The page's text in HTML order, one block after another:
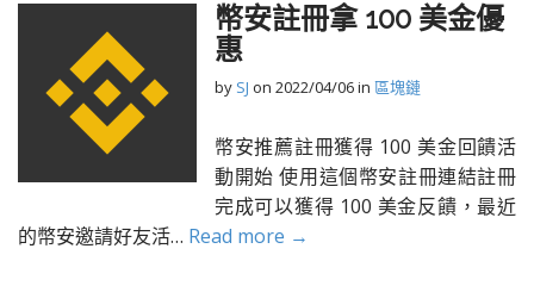
幣安註冊拿 100 美金優
惠
by SJ on 2022/04/06in 區塊鏈
幣安推薦註冊獲得 100 美金回饋活
動開始 使用這個幣安註冊連結註冊
完成可以獲得 100 美金反饋，最近
的幣安邀請好友活… Read more →